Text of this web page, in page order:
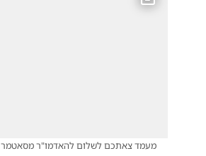
מעמד צאתכם לשלום להאדמו"ר מסאטמר